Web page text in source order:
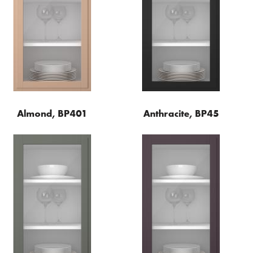
Almond, BP401 Anthracite, BP45